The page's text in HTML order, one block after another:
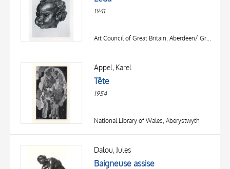
1941
Appel, Karel
Tête
1954
National Library of Wales, Aberystwyth
Dalou, Jules
Baigneuse assise